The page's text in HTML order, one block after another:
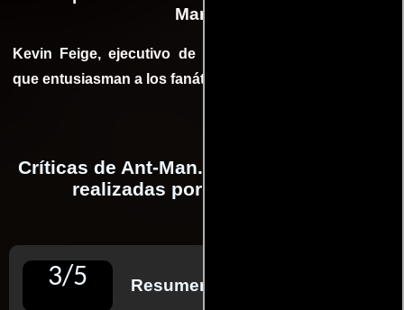
Marvel
Kevin Feige, ejecutivo de Marvel, hizo declaraciones
que entusiasman a los fanáticos.
Críticas de Ant-Man. El Hombre Hormiga
realizadas por profesionales
3/5 Resumen de reseñas